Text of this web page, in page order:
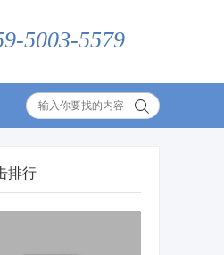
5003-5579
排行